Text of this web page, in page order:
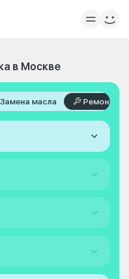
в Москве
Замена масла Ремонт